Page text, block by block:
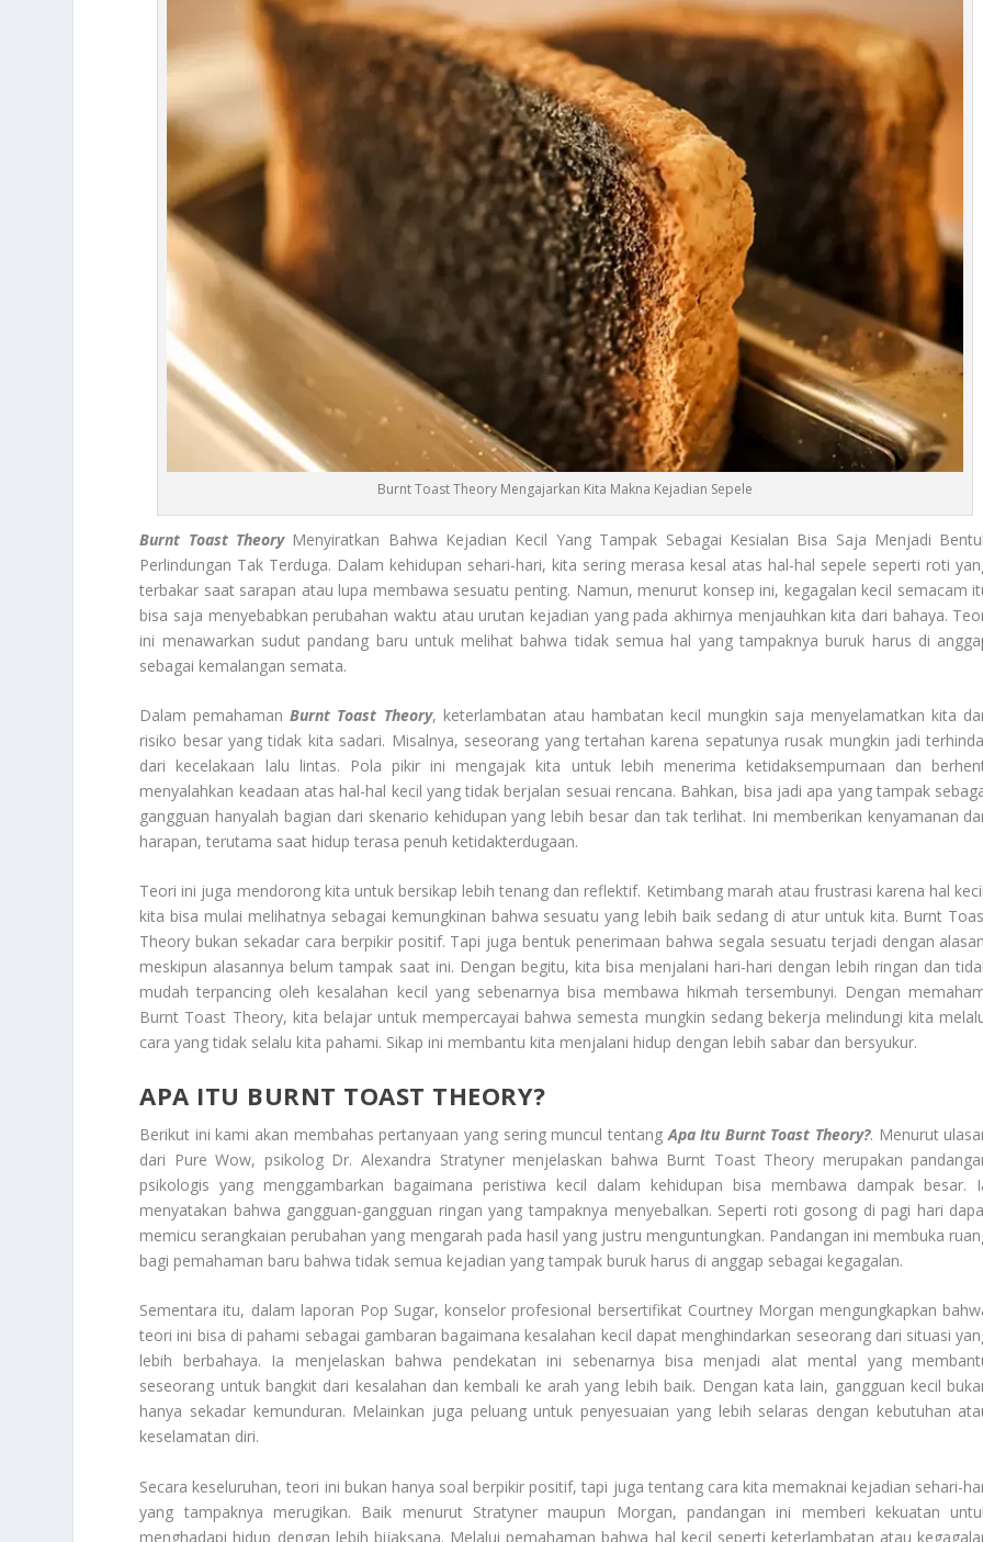
Burnt Toast Theory Mengajarkan Kita Makna Kejadian Sepele
Burnt Toast TheoryMenyiratkan Bahwa Kejadian Kecil Yang Tampak Sebagai Kesialan Bisa Saja Menjadi
Perlindungan Tak Terduga. Dalam kehidupan sehari-hari, kita sering merasa kesal atas hal-hal sepele seperti roti
terbakar saat sarapan atau lupa membawa sesuatu penting. Namun, menurut konsep ini, kegagalan kecil semacam
bisa saja menyebabkan perubahan waktu atau urutan kejadian yang pada akhirnya menjauhkan kita dari bahaya.
ini menawarkan sudut pandang baru untuk melihat bahwa tidak semua hal yang tampaknya buruk harus di
sebagai kemalangan semata.
Dalam pemahamanBurnt Toast Theory, keterlambatan atau hambatan kecil mungkin saja menyelamatkan kita
risiko besar yang tidak kita sadari. Misalnya, seseorang yang tertahan karena sepatunya rusak mungkin jadi
dari kecelakaan lalu lintas. Pola pikir ini mengajak kita untuk lebih menerima ketidaksempurnaan dan
menyalahkan keadaan atas hal-hal kecil yang tidak berjalan sesuai rencana. Bahkan, bisa jadi apa yang tampak
gangguan hanyalah bagian dari skenario kehidupan yang lebih besar dan tak terlihat. Ini memberikan kenyamanan
harapan, terutama saat hidup terasa penuh ketidakterdugaan.
Teori ini juga mendorong kita untuk bersikap lebih tenang dan reflektif. Ketimbang marah atau frustrasi karena hal
kita bisa mulai melihatnya sebagai kemungkinan bahwa sesuatu yang lebih baik sedang di atur untuk kita. Burnt
Theory bukan sekadar cara berpikir positif. Tapi juga bentuk penerimaan bahwa segala sesuatu terjadi dengan
meskipun alasannya belum tampak saat ini. Dengan begitu, kita bisa menjalani hari-hari dengan lebih ringan dan
mudah terpancing oleh kesalahan kecil yang sebenarnya bisa membawa hikmah tersembunyi. Dengan
Burnt Toast Theory, kita belajar untuk mempercayai bahwa semesta mungkin sedang bekerja melindungi kita
cara yang tidak selalu kita pahami. Sikap ini membantu kita menjalani hidup dengan lebih sabar dan bersyukur.
APA ITU BURNT TOAST THEORY?
Berikut ini kami akan membahas pertanyaan yang sering muncul tentangApa Itu Burnt Toast Theory?. Menurut
dari Pure Wow, psikolog Dr. Alexandra Stratyner menjelaskan bahwa Burnt Toast Theory merupakan
psikologis yang menggambarkan bagaimana peristiwa kecil dalam kehidupan bisa membawa dampak besar.
menyatakan bahwa gangguan-gangguan ringan yang tampaknya menyebalkan. Seperti roti gosong di pagi hari
memicu serangkaian perubahan yang mengarah pada hasil yang justru menguntungkan. Pandangan ini membuka
bagi pemahaman baru bahwa tidak semua kejadian yang tampak buruk harus di anggap sebagai kegagalan.
Sementara itu, dalam laporan Pop Sugar, konselor profesional bersertifikat Courtney Morgan mengungkapkan
teori ini bisa di pahami sebagai gambaran bagaimana kesalahan kecil dapat menghindarkan seseorang dari situasi
lebih berbahaya. Ia menjelaskan bahwa pendekatan ini sebenarnya bisa menjadi alat mental yang
seseorang untuk bangkit dari kesalahan dan kembali ke arah yang lebih baik. Dengan kata lain, gangguan kecil
hanya sekadar kemunduran. Melainkan juga peluang untuk penyesuaian yang lebih selaras dengan kebutuhan
keselamatan diri.
Secara keseluruhan, teori ini bukan hanya soal berpikir positif, tapi juga tentang cara kita memaknai kejadian sehari-
yang tampaknya merugikan. Baik menurut Stratyner maupun Morgan, pandangan ini memberi kekuatan
menghadapi hidup dengan lebih bijaksana. Melalui pemahaman bahwa hal kecil seperti keterlambatan atau